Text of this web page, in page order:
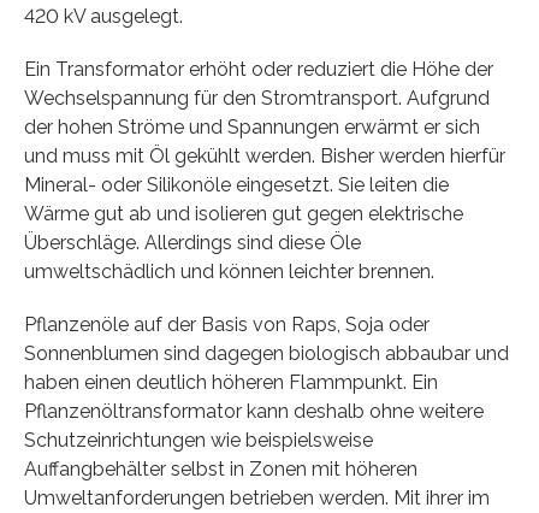
420 kV ausgelegt.
Ein Transformator erhöht oder reduziert die Höhe der
Wechselspannung für den Stromtransport. Aufgrund
der hohen Ströme und Spannungen erwärmt er sich
und muss mit Öl gekühlt werden. Bisher werden hierfür
Mineral- oder Silikonöle eingesetzt. Sie leiten die
Wärme gut ab und isolieren gut gegen elektrische
Überschläge. Allerdings sind diese Öle
umweltschädlich und können leichter brennen.
Pflanzenöle auf der Basis von Raps, Soja oder
Sonnenblumen sind dagegen biologisch abbaubar und
haben einen deutlich höheren Flammpunkt. Ein
Pflanzenöltransformator kann deshalb ohne weitere
Schutzeinrichtungen wie beispielsweise
Auffangbehälter selbst in Zonen mit höheren
Umweltanforderungen betrieben werden. Mit ihrer im